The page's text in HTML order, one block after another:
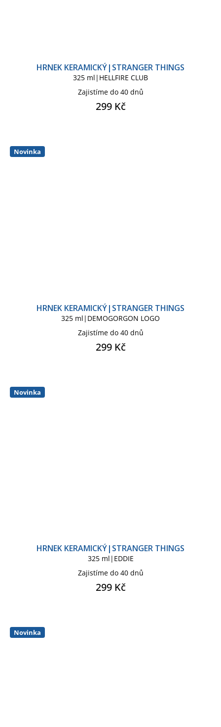
HRNEK KERAMICKÝ|STRANGER THINGS
325 ml|HELLFIRE CLUB
Zajistíme do 40 dnů
299 Kč
Novinka
HRNEK KERAMICKÝ|STRANGER THINGS
325 ml|DEMOGORGON LOGO
Zajistíme do 40 dnů
299 Kč
Novinka
HRNEK KERAMICKÝ|STRANGER THINGS
325 ml|EDDIE
Zajistíme do 40 dnů
299 Kč
Novinka